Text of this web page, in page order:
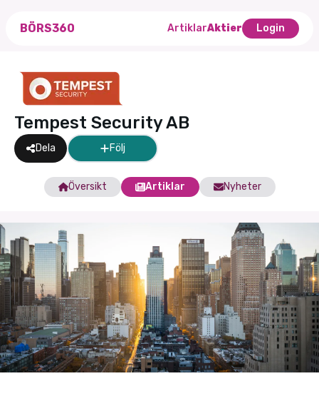
BÖRS360 ArtiklarAktier Login
Tempest Security AB
Dela Följ
Översikt Artiklar Nyheter